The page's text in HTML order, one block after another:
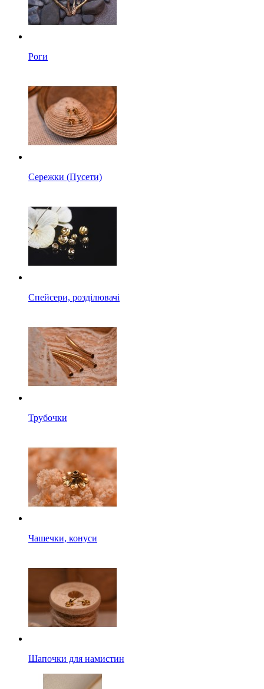
Роги
Сережки (Пусети)
Спейсери, розділювачі
Трубочки
Чашечки, конуси
Шапочки для намистин